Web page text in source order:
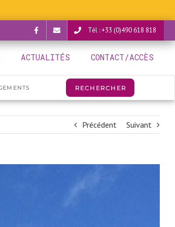
Tél : +33 (0)490 618 818
ACTUALITÉS CONTACT/ACCÈS
Précédent Suivant